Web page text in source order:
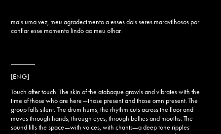
mais uma vez, meu agradecimento a esses dois seres maravilhosos por
confiar esse momento lindo ao meu olhar.
[ENG]
Touch after touch. The skin of the atabaque growls and vibrates with the
time of those who are here—those present and those omnipresent. The
group falls silent. The drum hums, the rhythm cuts across the floor and
moves through hands, through eyes, through bellies and mouths. The
sound fills the space—with voices, with chants—a deep tone ripples